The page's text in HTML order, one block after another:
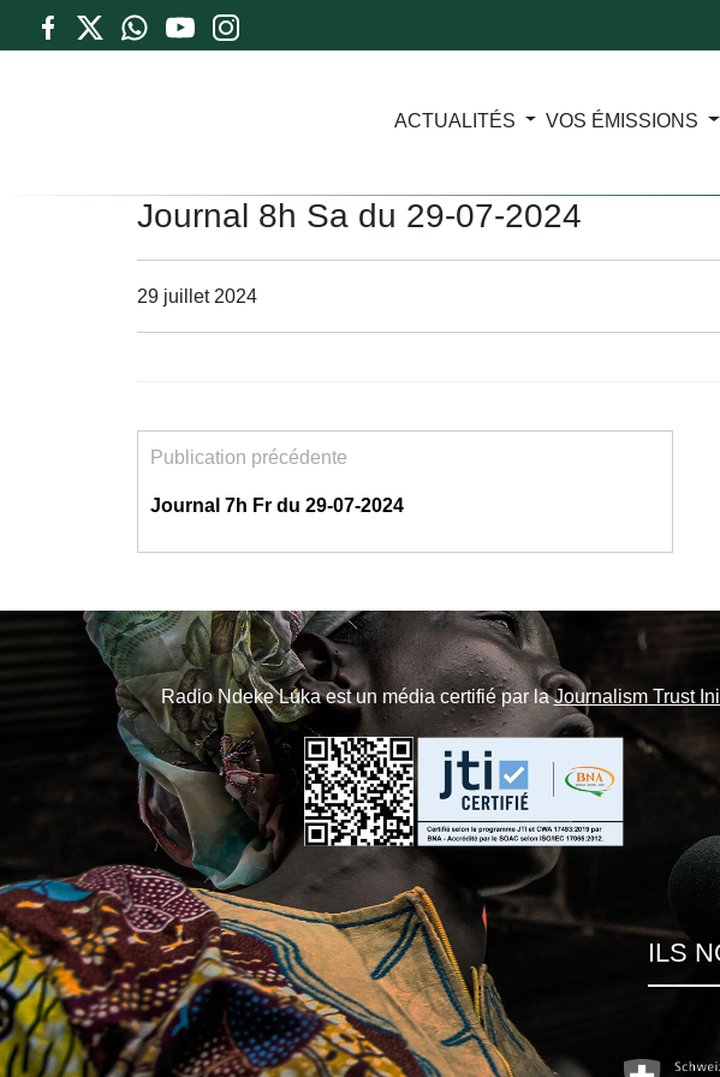
ACTUALITÉS VOS ÉMISSIONS
Journal 8h Sa du 29-07-2024
29 juillet 2024
Publication précédente
Journal 7h Fr du 29-07-2024
Radio Ndeke Luka est un média certifié par laJournalism Trust
ILS